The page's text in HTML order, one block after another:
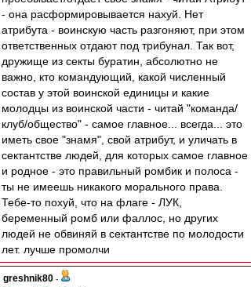
- она расформировывается нахуй. Нет
атрибута - воинскую часть разгоняют, при этом
ответственных отдают под трибунал. Так вот,
дружище из секты буратин, абсолютно не
важно, кто командующий, какой численный
состав у этой воинской единицы и какие
молодцы из воинской части - читай "команда/
клуб/общество" - самое главное... всегда... это
иметь свое "знамя", свой атрибут, и уличать в
сектантстве людей, для которых самое главное
и родное - это правильный ромбик и полоса -
ты не имеешь никакого морального права.
Тебе-то похуй, что на флаге - ЛУК,
беременный ромб или фаллос, но других
людей не обвиняй в сектантстве по молодости
лет. лучше промолчи
greshnik80 -